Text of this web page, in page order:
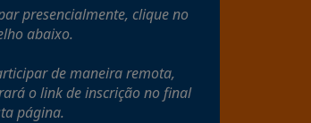
presencialmente, clique no
abaixo.
de maneira remota,
o link de inscrição no final
página.